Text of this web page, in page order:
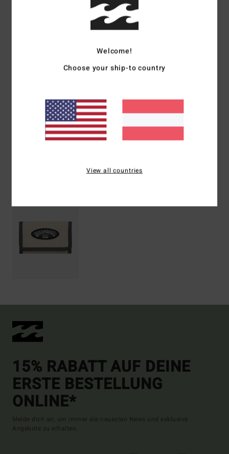
600D Polyester
Dreiteiliges Portemonnaie
Gewebter Patch vorne
Zusammensetzung[Hauptstoff] 100 % Polyester
Versand & Rückversand
ZULETZT ANGESEHENE ARTIKEL
15% RABATT AUF DEINE
ERSTE BESTELLUNG
ONLINE*
Melde dich an, um immer die neuesten News und exklusive
Angebote zu erhalten.
Welcome!
Choose your ship-to country
View all countries